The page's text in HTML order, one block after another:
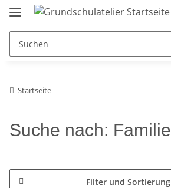
Startseite
Suche nach: Familie
Filter und Sortierung